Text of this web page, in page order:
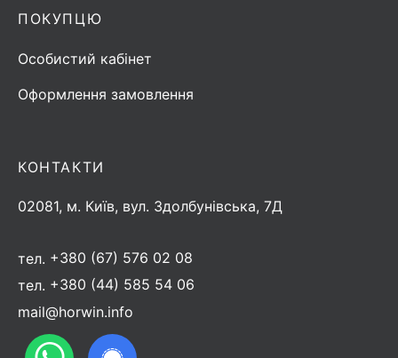
КОНТАКТИ
02081, м. Київ, вул. Здолбунівська, 7Д
тел. +380 (67) 576 02 08
тел. +380 (44) 585 54 06
mail@horwin.info
ПОКУПЦЮ
Особистий кабінет
Оформлення замовлення